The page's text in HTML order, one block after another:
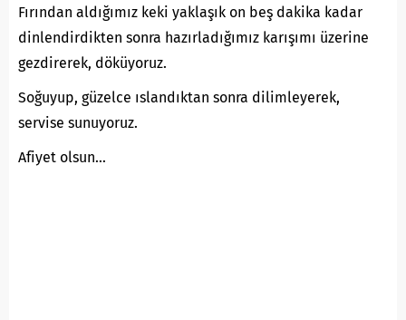
Fırından aldığımız keki yaklaşık on beş dakika kadar
dinlendirdikten sonra hazırladığımız karışımı üzerine
gezdirerek, döküyoruz.
Soğuyup, güzelce ıslandıktan sonra dilimleyerek,
servise sunuyoruz.
Afiyet olsun…